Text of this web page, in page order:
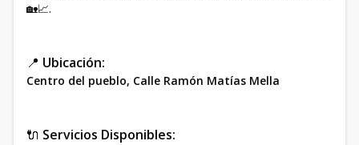
🏡📈.
📍 Ubicación:
Centro del pueblo, Calle Ramón Matías Mella
🔌 Servicios Disponibles: